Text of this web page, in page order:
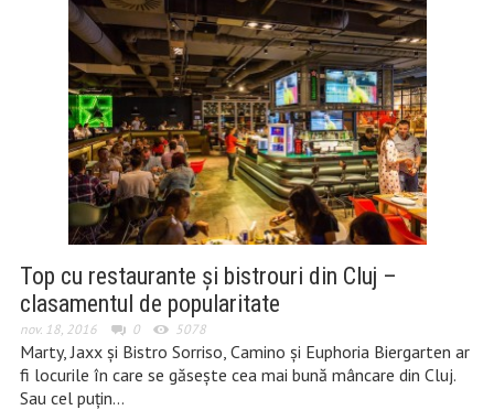
Top cu restaurante şi bistrouri din Cluj –
clasamentul de popularitate
nov. 18, 2016 0 5078
Marty, Jaxx şi Bistro Sorriso, Camino şi Euphoria Biergarten ar
fi locurile în care se găseşte cea mai bună mâncare din Cluj.
Sau cel puţin…